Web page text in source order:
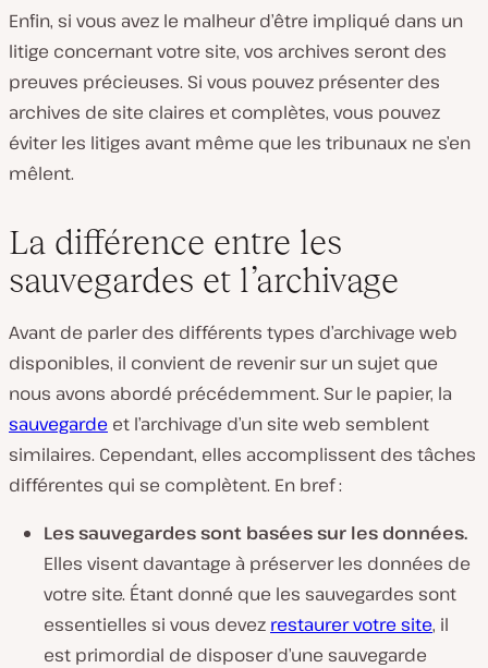
Enfin, si vous avez le malheur d’être impliqué dans un
litige concernant votre site, vos archives seront des
preuves précieuses. Si vous pouvez présenter des
archives de site claires et complètes, vous pouvez
éviter les litiges avant même que les tribunaux ne s’en
mêlent.
La différence entre les
sauvegardes et l’archivage
Avant de parler des différents types d’archivage web
disponibles, il convient de revenir sur un sujet que
nous avons abordé précédemment. Sur le papier, la
sauvegarde et l’archivage d’un site web semblent
similaires. Cependant, elles accomplissent des tâches
différentes qui se complètent. En bref :
Les sauvegardes sont basées sur les données.
Elles visent davantage à préserver les données de
votre site. Étant donné que les sauvegardes sont
essentielles si vous devez restaurer votre site, il
est primordial de disposer d’une sauvegarde